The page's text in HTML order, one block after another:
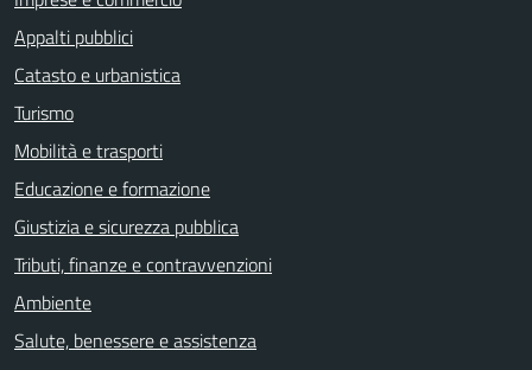
Appalti pubblici
Catasto e urbanistica
Turismo
Mobilità e trasporti
Educazione e formazione
Giustizia e sicurezza pubblica
Tributi, finanze e contravvenzioni
Ambiente
Salute, benessere e assistenza